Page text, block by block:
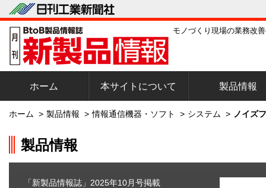
モノづくり現場の業務改
ホーム 本サイトについて 製品情報
ホーム > 製品情報 > 情報通信機器・ソフト > システム > ノイズ
製品情報
「新製品情報誌」2025年10月号掲載